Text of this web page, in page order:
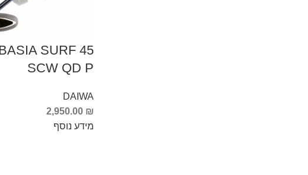
SURF 45
SCW QD P
DAIWA
2,950.00 ₪
מידע נוסף